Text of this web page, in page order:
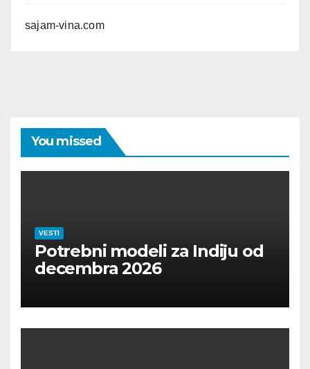
sajam-vina.com
You missed
VESTI
Potrebni modeli za Indiju od
decembra 2026